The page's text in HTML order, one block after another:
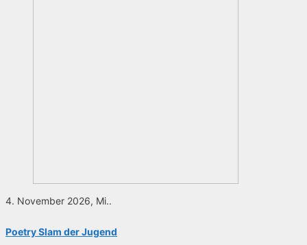
4. November 2026, Mi..
Poetry Slam der Jugend